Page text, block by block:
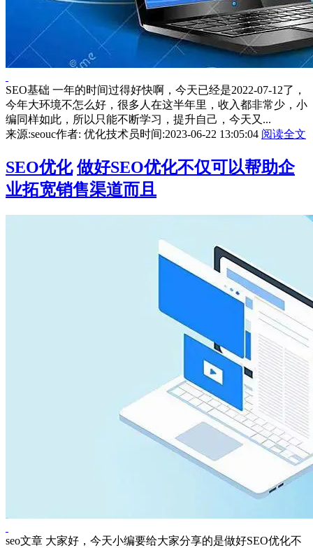
SEO基础 一年的时间过得好快啊，今天已经是2022-07-12了，
今年大环境不怎么好，很多人在这半年里，收入都非常少，小
编同样如此，所以只能不断学习，提升自己，今天又...
来源:seouc作者: 优化技术员时间:2023-06-22 13:05:04 阅读全文
SEO优化 做好SEO优化不仅可以帮助企
业拓宽销售渠道而且
seo文章 大家好，今天小编要给大家分享的是做好SEO优化不